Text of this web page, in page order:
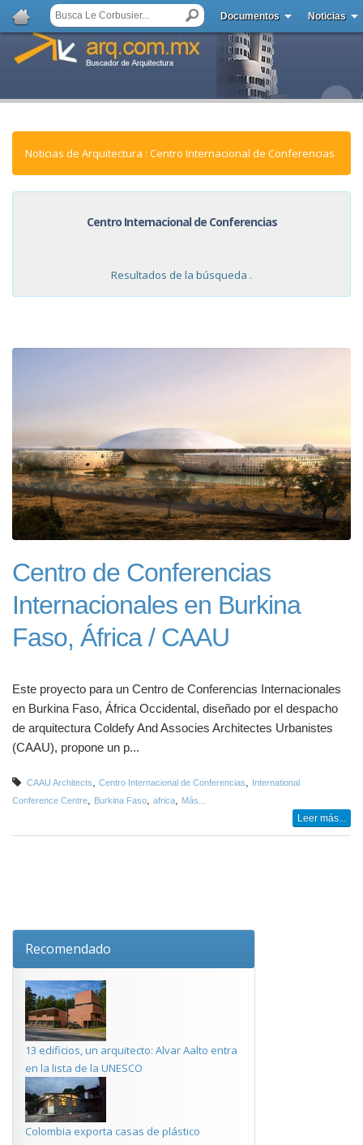
Documentos Noticias
Noticias de Arquitectura : Centro Internacional de Conferencias
Centro Internacional de Conferencias
Resultados de la búsqueda .
Centro de Conferencias
Internacionales en Burkina
Faso, África / CAAU
Este proyecto para un Centro de Conferencias Internacionales
en Burkina Faso, África Occidental, diseñado por el despacho
de arquitectura Coldefy And Associes Architectes Urbanistes
(CAAU), propone un p...
CAAU Architects Centro Internacional de Conferencias
International
Conference Centre
Burkina Faso africa Más...
Leer más...
Recomendado
13 edificios, un arquitecto: Alvar Aalto entra
en la lista de la UNESCO
Colombia exporta casas de plástico